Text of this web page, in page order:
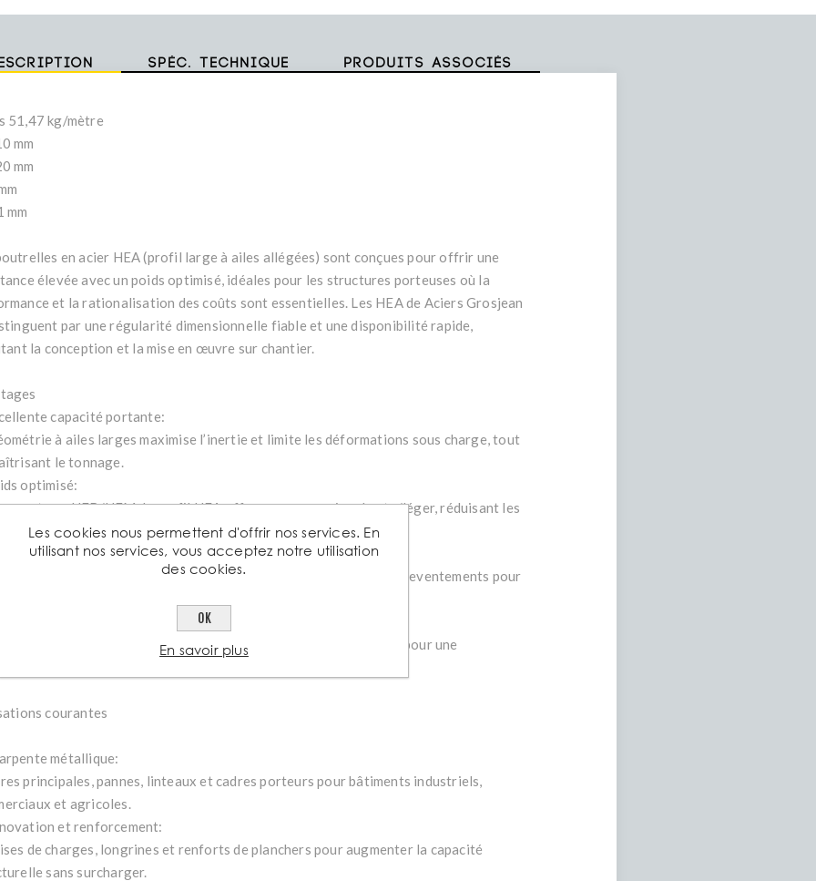
Spéc. technique Produits associés
51,47 kg/mètre
mm
mm
mm
en acier HEA (profil large à ailes allégées) sont conçues pour offrir une
élevée avec un poids optimisé, idéales pour les structures porteuses où la
et la rationalisation des coûts sont essentielles. Les HEA de Aciers Grosjean
par une régularité dimensionnelle fiable et une disponibilité rapide,
la conception et la mise en œuvre sur chantier.
capacité portante:
à ailes larges maximise l’inertie et limite les déformations sous charge, tout
le tonnage.
optimisé:
aux HEB/HEM, le profil HEA offre un compromis robuste/léger, réduisant les
de transport et de levage.
d’assemblage:
à souder, boulonner et intégrer avec plaques, cornières et contreventements pour
sur mesure.
et traçabilité Aciers Grosjean:
certifiées, avec certificats matière et tolérances contrôlées, pour une
sans surprise.
courantes
métallique:
principales, pannes, linteaux et cadres porteurs pour bâtiments industriels,
et agricoles.
et renforcement:
de charges, longrines et renforts de planchers pour augmenter la capacité
sans surcharger.
Les cookies nous permettent d'offrir nos services. En
utilisant nos services, vous acceptez notre utilisation
des cookies.
OK
En savoir plus